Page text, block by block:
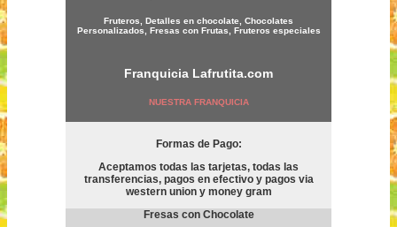
Fruteros, Detalles en chocolate, Chocolates
Personalizados, Fresas con Frutas, Fruteros especiales
Franquicia Lafrutita.com
NUESTRA FRANQUICIA
Formas de Pago:
Aceptamos todas las tarjetas, todas las
transferencias, pagos en efectivo y pagos via
western union y money gram
Fresas con Chocolate